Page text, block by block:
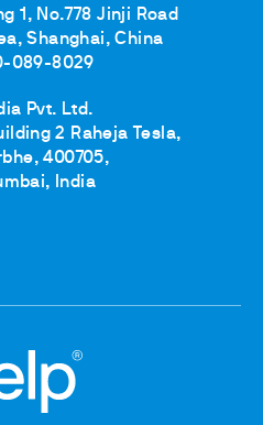
1, No.778 Jinji Road
Shanghai, China
089-8029
Pvt. Ltd.
2 Raheja Tesla,
400705,
India